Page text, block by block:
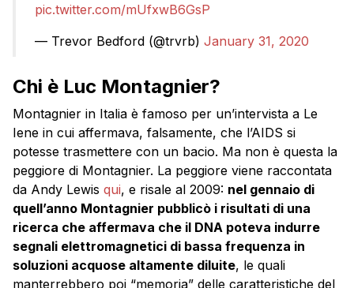
pic.twitter.com/mUfxwB6GsP
— Trevor Bedford (@trvrb) January 31, 2020
Chi è Luc Montagnier?
Montagnier in Italia è famoso per un’intervista a Le
Iene in cui affermava, falsamente, che l’AIDS si
potesse trasmettere con un bacio. Ma non è questa la
peggiore di Montagnier. La peggiore viene raccontata
da Andy Lewis qui, e risale al 2009: nel gennaio di
quell’anno Montagnier pubblicò i risultati di una
ricerca che affermava che il DNA poteva indurre
segnali elettromagnetici di bassa frequenza in
soluzioni acquose altamente diluite, le quali
manterrebbero poi “memoria” delle caratteristiche del